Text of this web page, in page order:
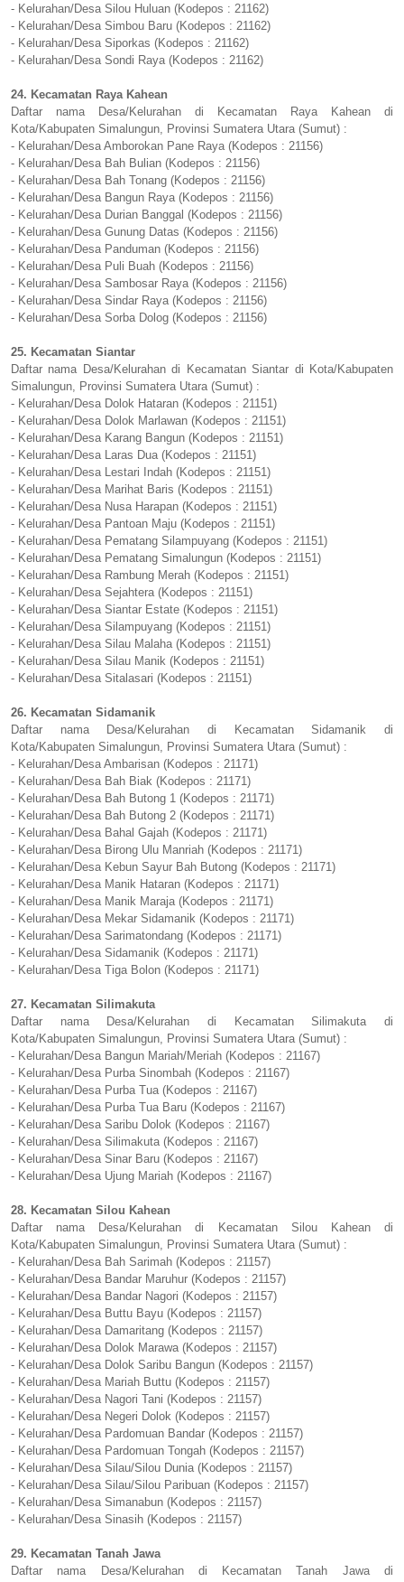
- Kelurahan/Desa Silou Huluan (Kodepos : 21162)
- Kelurahan/Desa Simbou Baru (Kodepos : 21162)
- Kelurahan/Desa Siporkas (Kodepos : 21162)
- Kelurahan/Desa Sondi Raya (Kodepos : 21162)
24. Kecamatan Raya Kahean
Daftar nama Desa/Kelurahan di Kecamatan Raya Kahean di
Kota/Kabupaten Simalungun, Provinsi Sumatera Utara (Sumut) :
- Kelurahan/Desa Amborokan Pane Raya (Kodepos : 21156)
- Kelurahan/Desa Bah Bulian (Kodepos : 21156)
- Kelurahan/Desa Bah Tonang (Kodepos : 21156)
- Kelurahan/Desa Bangun Raya (Kodepos : 21156)
- Kelurahan/Desa Durian Banggal (Kodepos : 21156)
- Kelurahan/Desa Gunung Datas (Kodepos : 21156)
- Kelurahan/Desa Panduman (Kodepos : 21156)
- Kelurahan/Desa Puli Buah (Kodepos : 21156)
- Kelurahan/Desa Sambosar Raya (Kodepos : 21156)
- Kelurahan/Desa Sindar Raya (Kodepos : 21156)
- Kelurahan/Desa Sorba Dolog (Kodepos : 21156)
25. Kecamatan Siantar
Daftar nama Desa/Kelurahan di Kecamatan Siantar di Kota/Kabupaten
Simalungun, Provinsi Sumatera Utara (Sumut) :
- Kelurahan/Desa Dolok Hataran (Kodepos : 21151)
- Kelurahan/Desa Dolok Marlawan (Kodepos : 21151)
- Kelurahan/Desa Karang Bangun (Kodepos : 21151)
- Kelurahan/Desa Laras Dua (Kodepos : 21151)
- Kelurahan/Desa Lestari Indah (Kodepos : 21151)
- Kelurahan/Desa Marihat Baris (Kodepos : 21151)
- Kelurahan/Desa Nusa Harapan (Kodepos : 21151)
- Kelurahan/Desa Pantoan Maju (Kodepos : 21151)
- Kelurahan/Desa Pematang Silampuyang (Kodepos : 21151)
- Kelurahan/Desa Pematang Simalungun (Kodepos : 21151)
- Kelurahan/Desa Rambung Merah (Kodepos : 21151)
- Kelurahan/Desa Sejahtera (Kodepos : 21151)
- Kelurahan/Desa Siantar Estate (Kodepos : 21151)
- Kelurahan/Desa Silampuyang (Kodepos : 21151)
- Kelurahan/Desa Silau Malaha (Kodepos : 21151)
- Kelurahan/Desa Silau Manik (Kodepos : 21151)
- Kelurahan/Desa Sitalasari (Kodepos : 21151)
26. Kecamatan Sidamanik
Daftar nama Desa/Kelurahan di Kecamatan Sidamanik di
Kota/Kabupaten Simalungun, Provinsi Sumatera Utara (Sumut) :
- Kelurahan/Desa Ambarisan (Kodepos : 21171)
- Kelurahan/Desa Bah Biak (Kodepos : 21171)
- Kelurahan/Desa Bah Butong 1 (Kodepos : 21171)
- Kelurahan/Desa Bah Butong 2 (Kodepos : 21171)
- Kelurahan/Desa Bahal Gajah (Kodepos : 21171)
- Kelurahan/Desa Birong Ulu Manriah (Kodepos : 21171)
- Kelurahan/Desa Kebun Sayur Bah Butong (Kodepos : 21171)
- Kelurahan/Desa Manik Hataran (Kodepos : 21171)
- Kelurahan/Desa Manik Maraja (Kodepos : 21171)
- Kelurahan/Desa Mekar Sidamanik (Kodepos : 21171)
- Kelurahan/Desa Sarimatondang (Kodepos : 21171)
- Kelurahan/Desa Sidamanik (Kodepos : 21171)
- Kelurahan/Desa Tiga Bolon (Kodepos : 21171)
27. Kecamatan Silimakuta
Daftar nama Desa/Kelurahan di Kecamatan Silimakuta di
Kota/Kabupaten Simalungun, Provinsi Sumatera Utara (Sumut) :
- Kelurahan/Desa Bangun Mariah/Meriah (Kodepos : 21167)
- Kelurahan/Desa Purba Sinombah (Kodepos : 21167)
- Kelurahan/Desa Purba Tua (Kodepos : 21167)
- Kelurahan/Desa Purba Tua Baru (Kodepos : 21167)
- Kelurahan/Desa Saribu Dolok (Kodepos : 21167)
- Kelurahan/Desa Silimakuta (Kodepos : 21167)
- Kelurahan/Desa Sinar Baru (Kodepos : 21167)
- Kelurahan/Desa Ujung Mariah (Kodepos : 21167)
28. Kecamatan Silou Kahean
Daftar nama Desa/Kelurahan di Kecamatan Silou Kahean di
Kota/Kabupaten Simalungun, Provinsi Sumatera Utara (Sumut) :
- Kelurahan/Desa Bah Sarimah (Kodepos : 21157)
- Kelurahan/Desa Bandar Maruhur (Kodepos : 21157)
- Kelurahan/Desa Bandar Nagori (Kodepos : 21157)
- Kelurahan/Desa Buttu Bayu (Kodepos : 21157)
- Kelurahan/Desa Damaritang (Kodepos : 21157)
- Kelurahan/Desa Dolok Marawa (Kodepos : 21157)
- Kelurahan/Desa Dolok Saribu Bangun (Kodepos : 21157)
- Kelurahan/Desa Mariah Buttu (Kodepos : 21157)
- Kelurahan/Desa Nagori Tani (Kodepos : 21157)
- Kelurahan/Desa Negeri Dolok (Kodepos : 21157)
- Kelurahan/Desa Pardomuan Bandar (Kodepos : 21157)
- Kelurahan/Desa Pardomuan Tongah (Kodepos : 21157)
- Kelurahan/Desa Silau/Silou Dunia (Kodepos : 21157)
- Kelurahan/Desa Silau/Silou Paribuan (Kodepos : 21157)
- Kelurahan/Desa Simanabun (Kodepos : 21157)
- Kelurahan/Desa Sinasih (Kodepos : 21157)
29. Kecamatan Tanah Jawa
Daftar nama Desa/Kelurahan di Kecamatan Tanah Jawa di